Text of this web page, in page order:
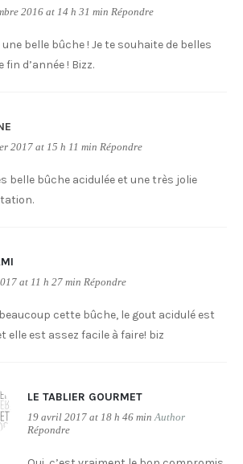
2016 at 14 h 31 min Répondre
une belle bûche ! Je te souhaite de belles
fin d’année ! Bizz.
2017 at 15 h 11 min Répondre
belle bûche acidulée et une très jolie
at 11 h 27 min Répondre
beaucoup cette bûche, le gout acidulé est
elle est assez facile à faire! biz
LE TABLIER GOURMET
19 avril 2017 at 18 h 46 min Author
Répondre